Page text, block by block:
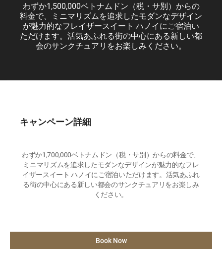
わずか1,500,000ベトナムドン（税・サ別）からの
料金で、ミニマリズムを追求したモダンなデザイン
が魅力的なフレイザースイート ハノイにご宿泊い
ただけます。活気あふれる街の中心にある新しい都
会のサンクチュアリをお楽しみください。
キャンペーン詳細
わずか1,700,000ベトナムドン（税・サ別）からの料金で、
ミニマリズムを追求したモダンなデザインが魅力的なフレ
イザースイート ハノイにご宿泊いただけます。活気あふれ
る街の中心にある新しい都会のサンクチュアリをお楽しみ
ください。
Book Now